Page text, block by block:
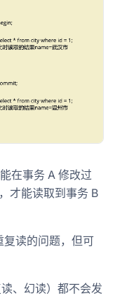
在事务 A 修改过
才能读取到事务 B
复读的问题，但可
、幻读）都不会发